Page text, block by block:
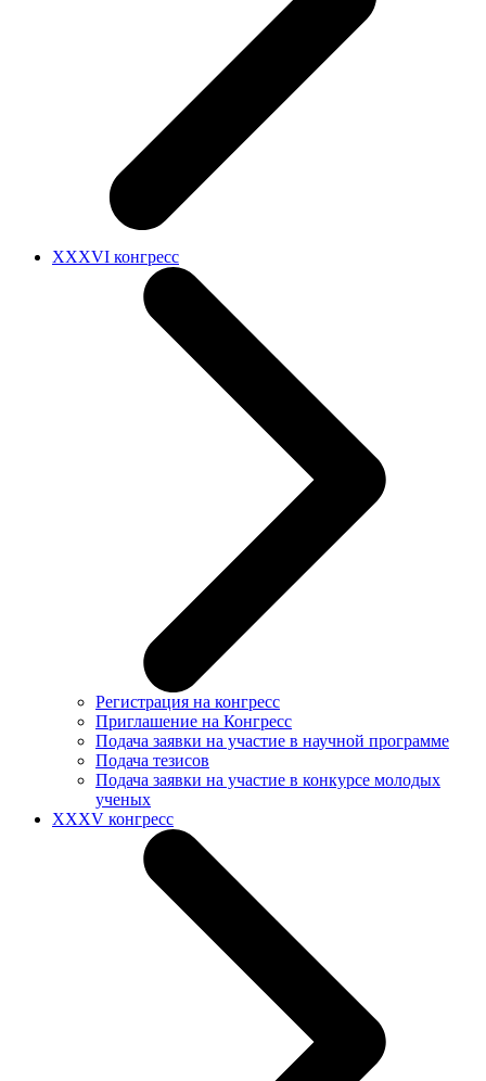
XXXVI конгресс
Регистрация на конгресс
Приглашение на Конгресс
Подача заявки на участие в научной программе
Подача тезисов
Подача заявки на участие в конкурсе молодых
ученых
XXXV конгресс